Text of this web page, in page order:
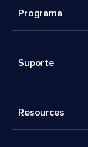
Programa
Suporte
Resources